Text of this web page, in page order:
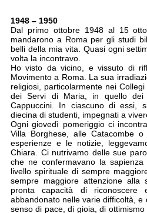
1948 – 1950
Dal primo ottobre 1948 al 15
mandarono a Roma per gli studi
belli della mia vita. Quasi ogni
volta la incontravo.
Ho visto da vicino, e vissuto di
Movimento a Roma. La sua
religiosi, particolarmente nei
dei Servi di Maria, in quello
Cappuccini. In ciascuno di essi,
diecina di studenti, impegnati a
Ogni giovedì pomeriggio ci
Villa Borghese, alle Catacombe
esperienze e le notizie,
Chiara. Ci nutrivamo delle sue
che ne confermavano la
livello spirituale di sempre
sempre maggiore attenzione alla
pronta capacità di
abbandonato nelle varie difficoltà,
senso di pace, di gioia, di